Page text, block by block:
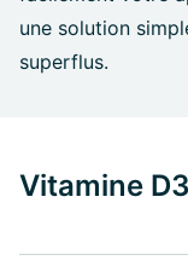
une solution
superflus.
Vitamine